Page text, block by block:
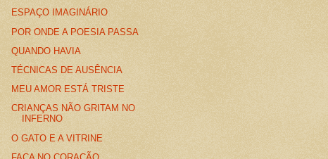
ESPAÇO IMAGINÁRIO
POR ONDE A POESIA PASSA
QUANDO HAVIA
TÉCNICAS DE AUSÊNCIA
MEU AMOR ESTÁ TRISTE
CRIANÇAS NÃO GRITAM NO
INFERNO
O GATO E A VITRINE